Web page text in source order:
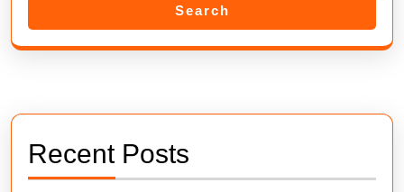
Search
Recent Posts